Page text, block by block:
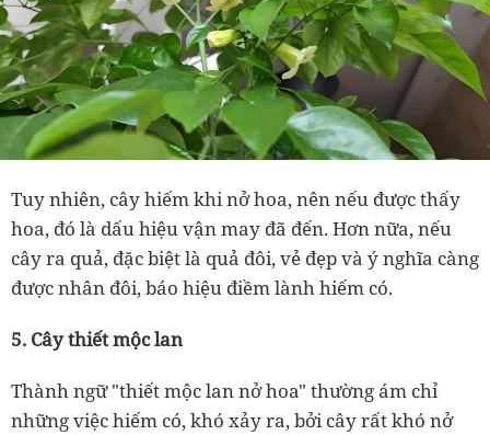
Tuy nhiên, cây hiếm khi nở hoa, nên nếu được thấy
hoa, đó là dấu hiệu vận may đã đến. Hơn nữa, nếu
cây ra quả, đặc biệt là quả đôi, vẻ đẹp và ý nghĩa càng
được nhân đôi, báo hiệu điềm lành hiếm có.
5. Cây thiết mộc lan
Thành ngữ "thiết mộc lan nở hoa" thường ám chỉ
những việc hiếm có, khó xảy ra, bởi cây rất khó nở